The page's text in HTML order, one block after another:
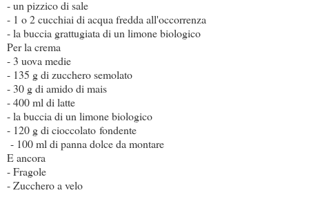
- un pizzico di sale
- 1 o 2 cucchiai di acqua fredda all'occorrenza
- la buccia grattugiata di un limone biologico
Per la crema
- 3 uova medie
- 135 g di zucchero semolato
- 30 g di amido di mais
- 400 ml di latte
- la buccia di un limone biologico
- 120 g di cioccolato fondente
- 100 ml di panna dolce da montare
E ancora
- Fragole
- Zucchero a velo